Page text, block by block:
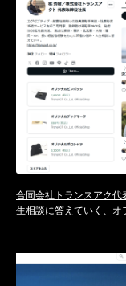
合同会社トランスアク代
生相談に答えていく、オ